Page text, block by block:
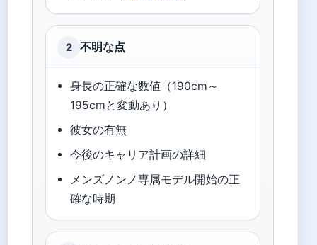
2 不明な点
身長の正確な数値（190cm～
195cmと変動あり）
彼女の有無
今後のキャリア計画の詳細
メンズノンノ専属モデル開始の正
確な時期